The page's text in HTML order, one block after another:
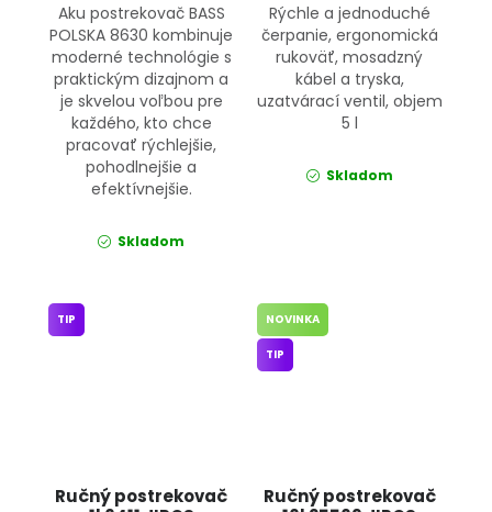
Aku postrekovač BASS
POLSKA 8630 kombinuje
moderné technológie s
praktickým dizajnom a
je skvelou voľbou pre
každého, kto chce
pracovať rýchlejšie,
pohodlnejšie a
efektívnejšie.
Skladom
Rýchle a jednoduché
čerpanie, ergonomická
rukoväť, mosadzný
kábel a tryska,
uzatvárací ventil, objem
5 l
Skladom
Ručný postrekovač
TIP
Ručný postrekovač
NOVINKA
TIP